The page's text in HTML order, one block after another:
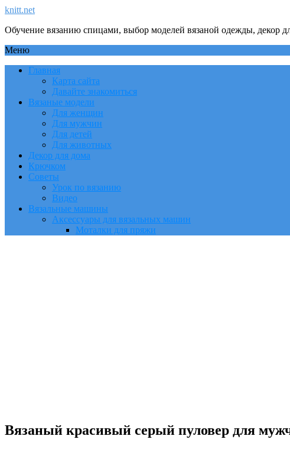
knitt.net
Обучение вязанию спицами, выбор моделей вязаной одежды, декор
Меню
Главная
Карта сайта
Давайте знакомиться
Вязаные модели
Для женщин
Для мужчин
Для детей
Для животных
Декор для дома
Крючком
Советы
Урок по вязанию
Видео
Вязальные машины
Аксессуары для вязальных машин
Моталки для пряжи
Вязаный красивый серый пуловер для